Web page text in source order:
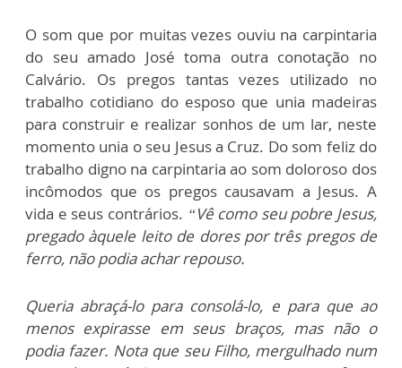
O som que por muitas vezes ouviu na carpintaria
do seu amado José toma outra conotação no
Calvário. Os pregos tantas vezes utilizado no
trabalho cotidiano do esposo que unia madeiras
para construir e realizar sonhos de um lar, neste
momento unia o seu Jesus a Cruz. Do som feliz do
trabalho digno na carpintaria ao som doloroso dos
incômodos que os pregos causavam a Jesus. A
vida e seus contrários. “Vê como seu pobre Jesus,
pregado àquele leito de dores por três pregos de
ferro, não podia achar repouso.
Queria abraçá-lo para consolá-lo, e para que ao
menos expirasse em seus braços, mas não o
podia fazer. Nota que seu Filho, mergulhado num